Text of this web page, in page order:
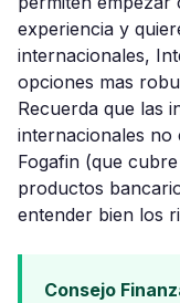
experiencia y
internacionales,
opciones mas
Recuerda que las
internacionales
Fogafin (que
productos
entender bien los
Consejo